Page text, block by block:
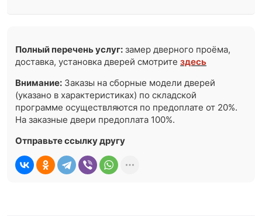
Полный перечень услуг: замер дверного проёма,
доставка, установка дверей смотритездесь
Внимание: Заказы на сборные модели дверей
(указано в характеристиках) по складской
программе осуществляются по предоплате от 20%.
На заказные двери предоплата 100%.
Отправьте ссылку другу